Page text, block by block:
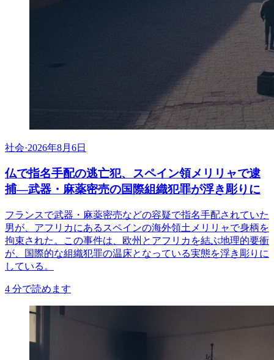
社会·2026年8月6日
仏で指名手配の逃亡犯、スペイン領メリリャで逮
捕―武器・麻薬密売の国際組織犯罪が浮き彫りに
フランスで武器・麻薬密売などの容疑で指名手配されていた
男が、アフリカにあるスペインの海外領土メリリャで身柄を
拘束された。この事件は、欧州とアフリカを結ぶ地理的要衝
が、国際的な組織犯罪の温床となっている実態を浮き彫りに
している。
4 分で読めます